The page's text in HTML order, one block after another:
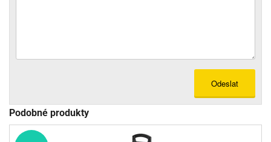
Odeslat
Podobné produkty